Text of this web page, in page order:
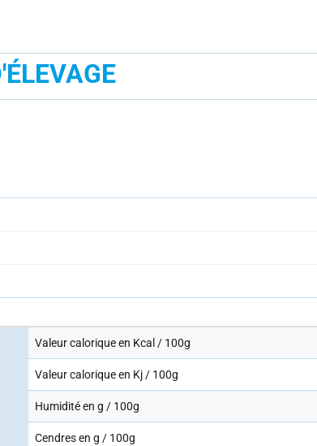
Valeur calorique en Kcal / 100g
Valeur calorique en Kj / 100g
Humidité en g / 100g
Cendres en g / 100g